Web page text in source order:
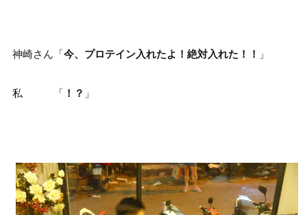
神崎さん「今、プロテイン入れたよ！絶対入れた！！ 」
私 「 ！？ 」